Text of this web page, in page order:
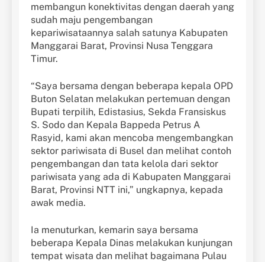
membangun konektivitas dengan daerah yang
sudah maju pengembangan
kepariwisataannya salah satunya Kabupaten
Manggarai Barat, Provinsi Nusa Tenggara
Timur.
“Saya bersama dengan beberapa kepala OPD
Buton Selatan melakukan pertemuan dengan
Bupati terpilih, Edistasius, Sekda Fransiskus
S. Sodo dan Kepala Bappeda Petrus A
Rasyid, kami akan mencoba mengembangkan
sektor pariwisata di Busel dan melihat contoh
pengembangan dan tata kelola dari sektor
pariwisata yang ada di Kabupaten Manggarai
Barat, Provinsi NTT ini,” ungkapnya, kepada
awak media.
Ia menuturkan, kemarin saya bersama
beberapa Kepala Dinas melakukan kunjungan
tempat wisata dan melihat bagaimana Pulau